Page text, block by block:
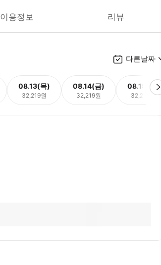
이용정보 리뷰
다른날짜
08.13(목)
32,219원
08.14(금)
32,219원
08.15(토)
32,219원